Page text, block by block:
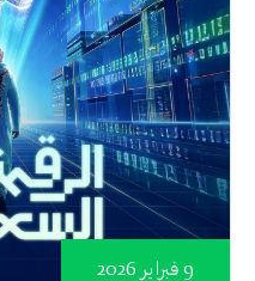
9 فبراير 2026